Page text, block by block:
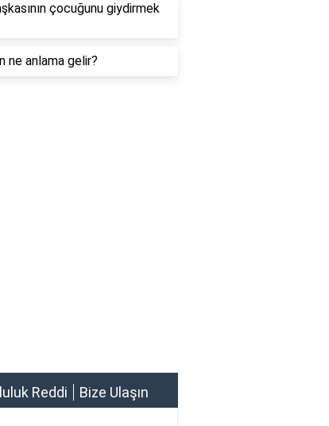
çocuğunu giydirmek
ne anlama gelir?
Reddi Bize Ulaşın